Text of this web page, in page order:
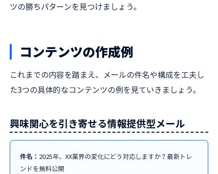
ツの勝ちパターンを見つけましょう。
コンテンツの作成例
これまでの内容を踏まえ、メールの件名や構成を工夫し
た3つの具体的なコンテンツの例を見ていきましょう。
興味関心を引き寄せる情報提供型メール
件名： 2025年、XX業界の変化にどう対応しますか？最新トレ
ンドを無料公開